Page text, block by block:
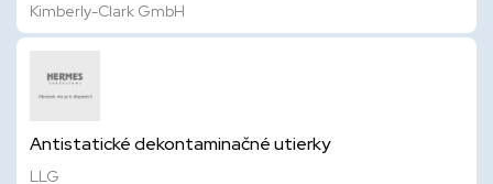
Kimberly-Clark GmbH
Antistatické dekontaminačné utierky
LLG